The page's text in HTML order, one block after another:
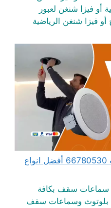
أو فيزا شنغن لعبور
أو فيزا شنغن الرياضية
فني سماعات سقف بلوتوث 66780530 أفضل انواع
سماعات سقف بكافة
بلوتوث وسماعات سقف